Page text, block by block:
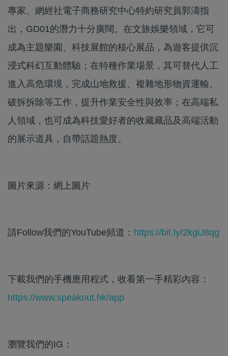
專家、網經社電子商務研究中心特約研究員郭濤指
出，GD01的潛力十分廣闊。在文旅娛樂領域，它可
成為主題樂園、科技展館的核心展品，為遊客提供沉
浸式科幻互動體驗；在特種作業場景，其可替代人工
進入高危環境，完成山地救援、複雜地形物資運輸、
破拆拆除等工作，提升作業安全性與效率；在高端私
人領域，也可成為科技愛好者的收藏藏品及高端活動
的展示道具，自帶話題熱度。
圖片來源：網上圖片
請Follow我們的YouTube頻道： https://bit.ly/2kgU8qg
下載我們的手機應用程式，收看第一手精彩內容：
https://www.speakout.hk/app
瀏覽我們的IG：